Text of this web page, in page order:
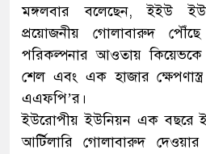
মঙ্গলবার বলেছেন, ইইউ
প্রয়োজনীয় গোলাবারুদ
পরিকল্পনার আওতায় কিয়েভকে
শেল এবং এক হাজার
এএফপি’র।
ইউরোপীয় ইউনিয়ন এক বছরে
আর্টিলারি গোলাবারুদ দেওয়ার